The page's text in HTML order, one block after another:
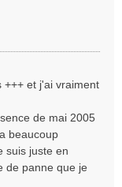
+++ et j'ai vraiment
de mai 2005
beaucoup
suis juste en
de panne que je